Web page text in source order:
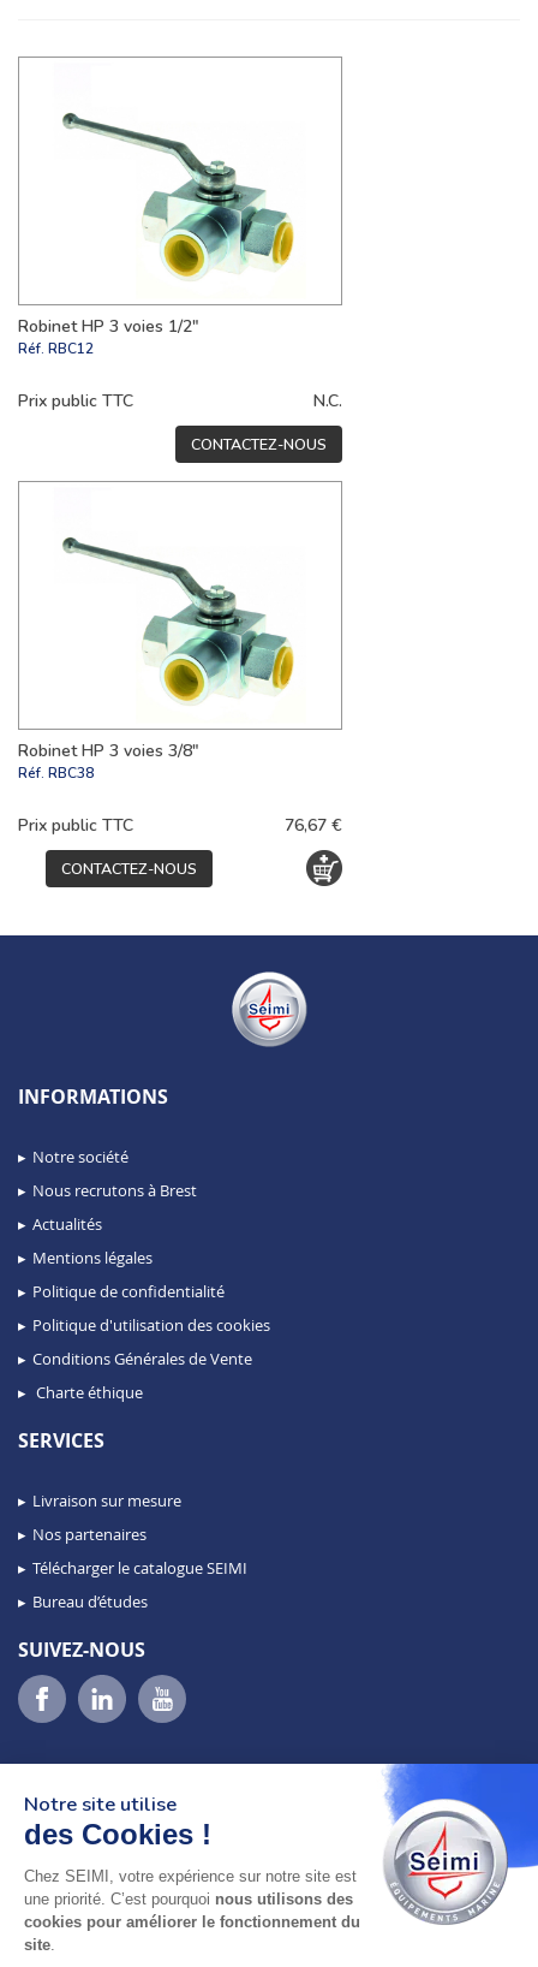
Robinet HP 3 voies 1/2"
Réf. RBC12
Prix public TTC N.C.
CONTACTEZ-NOUS
Robinet HP 3 voies 3/8"
Réf. RBC38
Prix public TTC 76,67 €
CONTACTEZ-NOUS
INFORMATIONS
Notre société
Nous recrutons à Brest
Actualités
Mentions légales
Politique de confidentialité
Politique d'utilisation des cookies
Conditions Générales de Vente
Charte éthique
SERVICES
Livraison sur mesure
Nos partenaires
Télécharger le catalogue SEIMI
Bureau d’études
SUIVEZ-NOUS
02 98 46 11 02
lundi au vendredi
Notre site utilise
des Cookies !
Chez SEIMI, votre expérience sur notre site est
une priorité. C’est pourquoi nous utilisons des
cookies pour améliorer le fonctionnement du
site.